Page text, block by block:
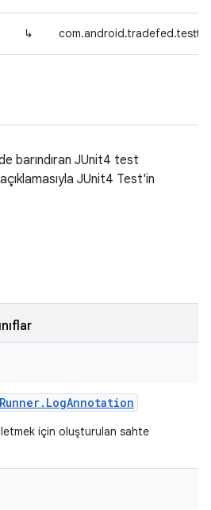
↳
barındıran JUnit4 test
açıklamasıyla JUnit4 Test'in
Runner. LogAnnotation
için oluşturulan sahte